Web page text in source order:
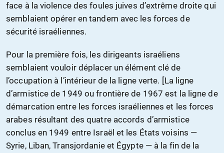
face à la violence des foules juives d’extrême droite qui
semblaient opérer en tandem avec les forces de
sécurité israéliennes.
Pour la première fois, les dirigeants israéliens
semblaient vouloir déplacer un élément clé de
l’occupation à l’intérieur de la ligne verte. [La ligne
d’armistice de 1949 ou frontière de 1967 est la ligne de
démarcation entre les forces israéliennes et les forces
arabes résultant des quatre accords d’armistice
conclus en 1949 entre Israël et les États voisins —
Syrie, Liban, Transjordanie et Égypte — à la fin de la